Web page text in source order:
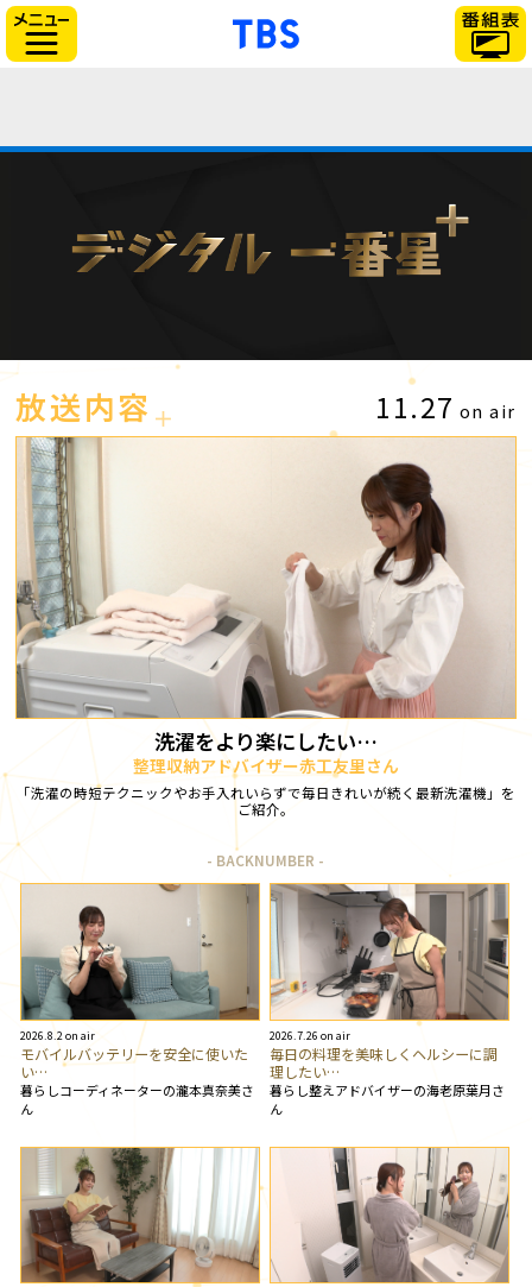
「TBSテレビ」トップ
放送内容 11.27 on air
洗濯をより楽にしたい…
整理収納アドバイザー赤工友里さん
「洗濯の時短テクニックやお手入れいらずで毎日きれいが続く最新洗濯機」を
ご紹介。
BACKNUMBER
2026.8.2 on air
モバイルバッテリーを安全に使いた
い…
暮らしコーディネーターの瀧本真奈美さ
ん
2026.7.26 on air
毎日の料理を美味しくヘルシーに調
理したい…
暮らし整えアドバイザーの海老原葉月さ
ん